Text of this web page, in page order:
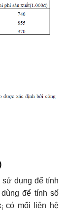
sử dụng để tính
để tính số
i có mối liên hệ